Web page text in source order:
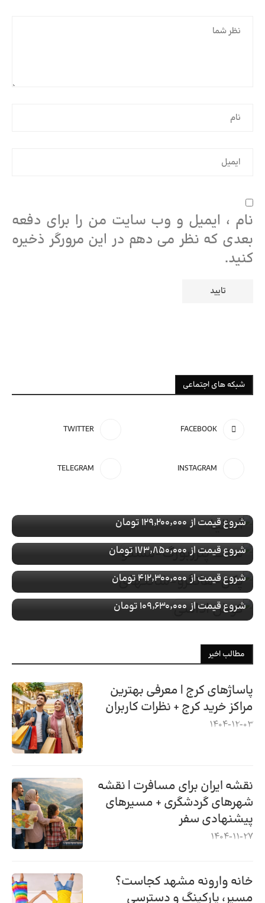
نام ، ایمیل و وب سایت من را برای دفعه
بعدی که نظر می دهم در این مرورگر ذخیره
کنید.
شبکه های اجتماعی
FACEBOOK
TWITTER
INSTAGRAM
TELEGRAM
شروع قیمت از ۱۲۹٬۲۰۰٬۰۰۰ تومان
با پرواز
شروع قیمت از۱۷۳٬۸۵۰٬۰۰۰ تومان
تور ویژهچین
رزرو تور پکن-هانگزو-شانگهای
با پرواز
شروع قیمت از۴۱۲٬۳۰۰٬۰۰۰ تومان
تور ویژهترکیه
رزرو تور کوش اداسی
با پرواز
شروع قیمت از۱۰۹٬۶۳۰٬۰۰۰ تومان
مطالب اخیر
پاساژهای کرج | معرفی بهترین
مراکز خرید کرج + نظرات کاربران
1404-12-03
نقشه ایران برای مسافرت | نقشه
شهرهای گردشگری + مسیرهای
پیشنهادی سفر
1404-11-27
خانه وارونه مشهد کجاست؟
مسیر، پارکینگ و دسترسی